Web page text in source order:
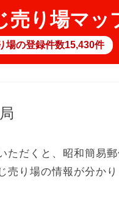
売り場マッ
場の登録件数15,430件
ただくと、昭和簡易
売り場の情報が分か